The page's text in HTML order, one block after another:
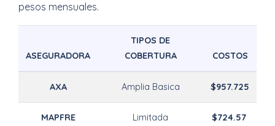
pesos mensuales.
ASEGURADORA
TIPOS DE
COBERTURA
COSTOS
AXA Amplia Basica $957.725
MAPFRE Limitada $724.57